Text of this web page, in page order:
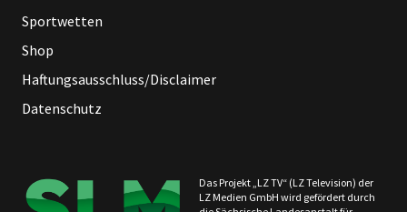
Sportwetten
Shop
Haftungsausschluss/Disclaimer
Datenschutz
Das Projekt „LZ TV“ (LZ Television) der
LZ Medien GmbH wird gefördert durch